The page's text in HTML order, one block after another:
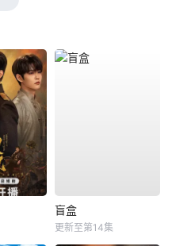
盲盒
更新至第14集